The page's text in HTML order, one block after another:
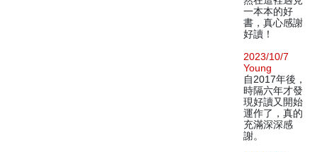
一本本的好
書，真心感謝
好讀！
2023/10/7
Young
自2017年後，
時隔六年才發
現好讀又開始
運作了，真的
充滿深深感
謝。